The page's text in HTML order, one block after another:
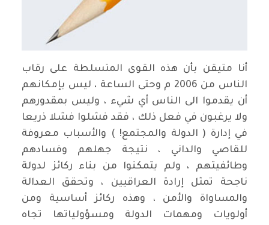
أنا متيقن بأن هذه القوى المتسلطة على رقاب
الناس من 2006 م وحتى الساعة ، ليس بإمكانهم
أن يقدموا الى الناس أي شيء ، وليس بمقدورهم
ولا يرغبون في فعل ذلك ، فقد فشلوا فشلا ذريعا
في إدارة ( الدولة والمجتمع! ) والأسباب معروفة
للقاصي والداني ، نتيجة جهلهم وفسادهم
وطائفيتهم ، ولم يتمكنوا من بناء ركائز لدولة
ناجحة تمثل إرادة العراقيين ، وتحقق العدالة
والمساواة والأمن ، وهذه ركائز أساسية ومن
أولويات ومهمات الدولة ومسؤولياتها تجاه